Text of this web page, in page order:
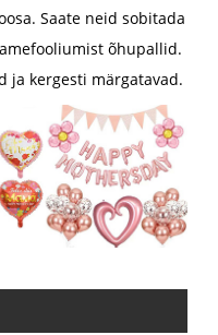
Saate neid sobitada
õhupallid.
ja kergesti märgatavad.